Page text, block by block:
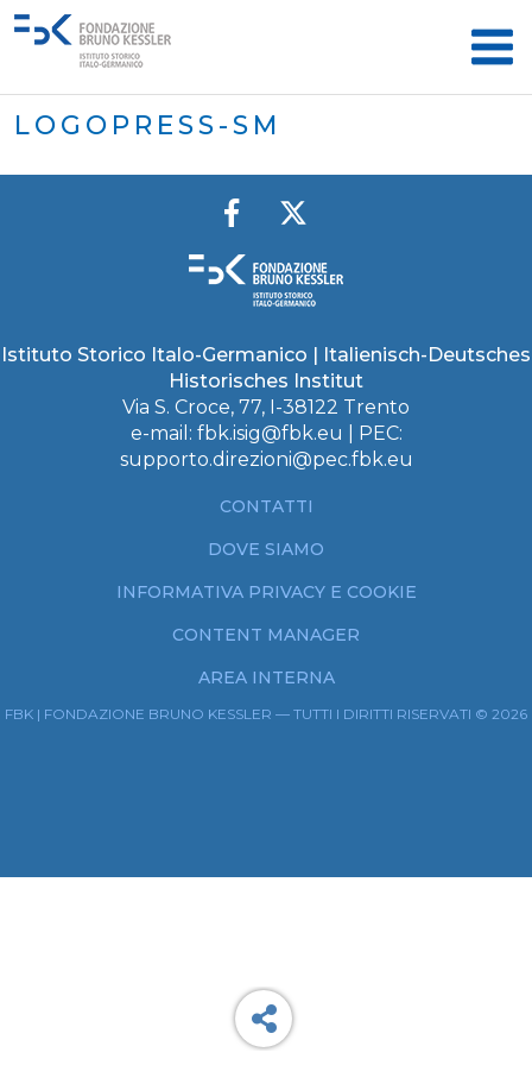
LOGOPRESS-SM
Istituto Storico Italo-Germanico | Italienisch-Deutsches
Historisches Institut
Via S. Croce, 77, I-38122 Trento
e-mail: fbk.isig@fbk.eu | PEC:
supporto.direzioni@pec.fbk.eu
CONTATTI
DOVE SIAMO
INFORMATIVA PRIVACY E COOKIE
CONTENT MANAGER
AREA INTERNA
FBK | FONDAZIONE BRUNO KESSLER — TUTTI I DIRITTI RISERVATI © 2026